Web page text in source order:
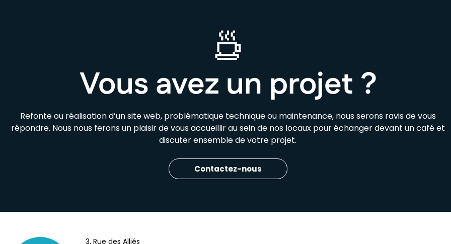
Vous avez un projet ?
Refonte ou réalisation d’un site web, problématique technique ou maintenance, nous serons ravis de vous
répondre. Nous nous ferons un plaisir de vous accueillir au sein de nos locaux pour échanger devant un café et
discuter ensemble de votre projet.
Contactez-nous
3, Rue des Alliés